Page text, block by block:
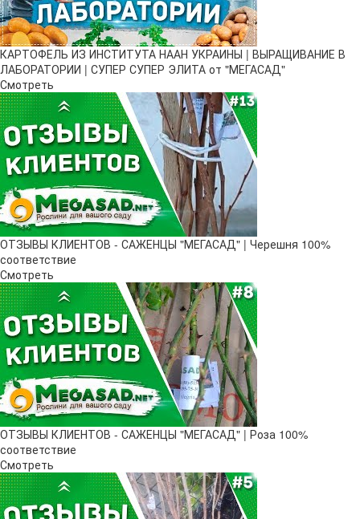
КАРТОФЕЛЬ ИЗ ИНСТИТУТА НААН УКРАИНЫ | ВЫРАЩИВАНИЕ В
ЛАБОРАТОРИИ | СУПЕР СУПЕР ЭЛИТА от "МЕГАСАД"
Смотреть
ОТЗЫВЫ КЛИЕНТОВ - САЖЕНЦЫ "МЕГАСАД" | Черешня 100%
соответствие
Смотреть
ОТЗЫВЫ КЛИЕНТОВ - САЖЕНЦЫ "МЕГАСАД" | Роза 100%
соответствие
Смотреть